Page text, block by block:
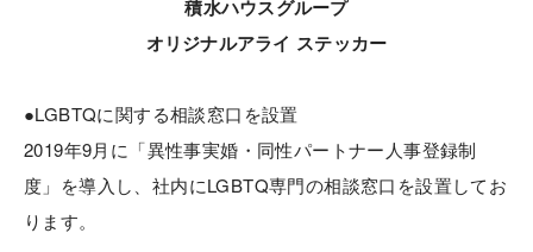
積水ハウスグループ
オリジナルアライ ステッカー
●LGBTQに関する相談窓口を設置
2019年9月に「異性事実婚・同性パートナー人事登録制
度」を導入 し、社内にLGBTQ専門の相談窓口を設置してお
ります。